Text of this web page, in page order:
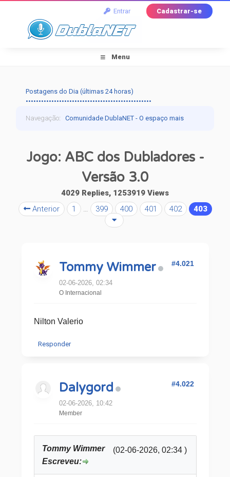
Entrar Cadastrar-se
Menu
Postagens do Dia (últimas 24 horas)
•••••••••••••••••••••••••••••••••••••••••••••••••
Navegação:Comunidade DublaNET - O espaço mais
Jogo: ABC dos Dubladores -
Versão 3.0
4029 Replies, 1253919 Views
Anterior
1 … 399 400 401 402 403
Tommy Wimmer
02-06-2026, 02:34
O Internacional
#4.021
Nilton Valerio
Responder
Dalygord
02-06-2026, 10:42
Member
#4.022
(02-06-2026, 02:34 )
Tommy Wimmer
Escreveu: